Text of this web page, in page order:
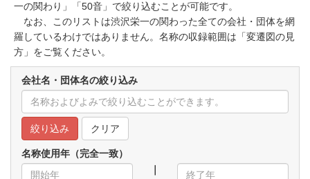
一の関わり」「50音」で絞り込むことが可能です。
なお、このリストは渋沢栄一の関わった全ての会社・団体を網
羅しているわけではありません。名称の収録範囲は「変遷図の見
方 」をご覧ください。
会社名・団体名の絞り込み
クリア
名称使用年（完全一致）